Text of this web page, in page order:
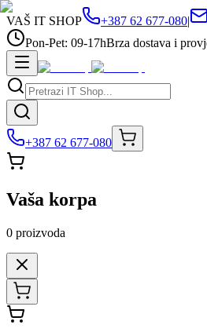
VAŠ IT SHOP +387 62 677-080|
Pon-Pet: 09-17hBrza dostava i
+387 62 677-080
Vaša korpa
0 proizvoda